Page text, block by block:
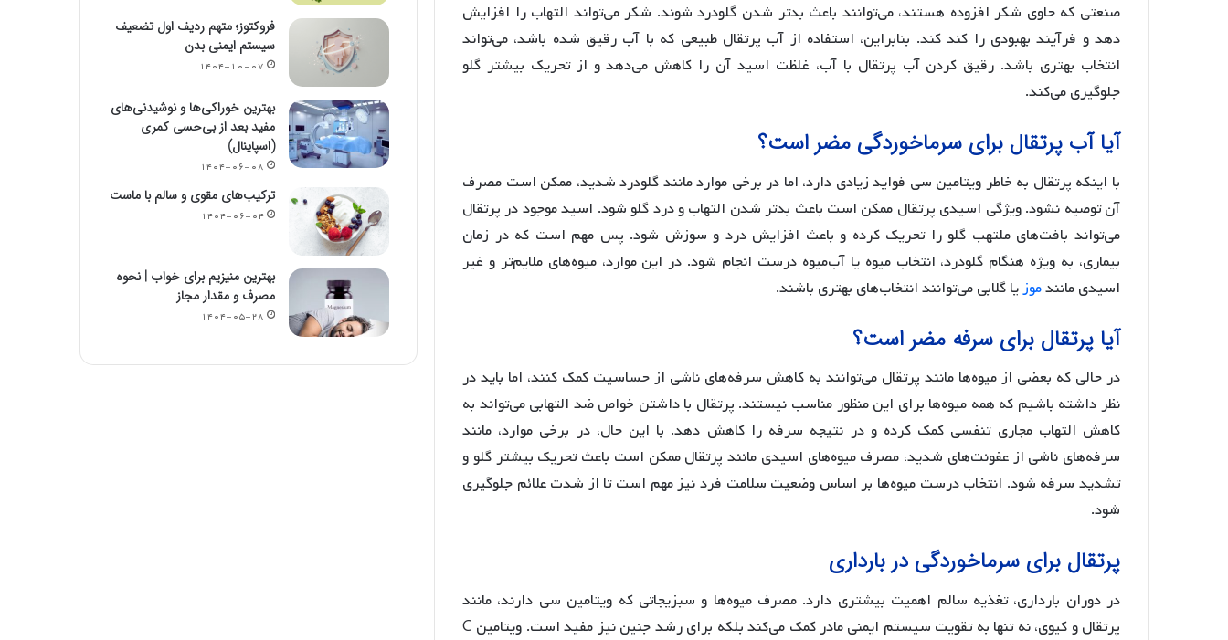
صنعتی که حاوی شکر افزوده هستند، می‌توانند باعث بدتر شدن گلودرد شوند. شکر می‌تواند التهاب را افزایش
دهد و فرآیند بهبودی را کند کند. بنابراین، استفاده از آب پرتقال طبیعی که با آب رقیق شده باشد، می‌تواند
انتخاب بهتری باشد. رقیق کردن آب پرتقال با آب، غلظت اسید آن را کاهش می‌دهد و از تحریک بیشتر گلو
جلوگیری می‌کند.
آیا آب پرتقال برای سرماخوردگی مضر است؟
با اینکه پرتقال به خاطر ویتامین سی فواید زیادی دارد، اما در برخی موارد مانند گلودرد شدید، ممکن است مصرف
آن توصیه نشود. ویژگی اسیدی پرتقال ممکن است باعث بدتر شدن التهاب و درد گلو شود. اسید موجود در پرتقال
می‌تواند بافت‌های ملتهب گلو را تحریک کرده و باعث افزایش درد و سوزش شود. پس مهم است که در زمان
بیماری، به ویژه هنگام گلودرد، انتخاب میوه یا آب‌میوه درست انجام شود. در این موارد، میوه‌های ملایم‌تر و غیر
اسیدی مانندموزیا گلابی می‌توانند انتخاب‌های بهتری باشند.
آیا پرتقال برای سرفه مضر است؟
در حالی که بعضی از میوه‌ها مانند پرتقال می‌توانند به کاهش سرفه‌های ناشی از حساسیت کمک کنند، اما باید در
نظر داشته باشیم که همه میوه‌ها برای این منظور مناسب نیستند. پرتقال با داشتن خواص ضد التهابی می‌تواند به
کاهش التهاب مجاری تنفسی کمک کرده و در نتیجه سرفه را کاهش دهد. با این حال، در برخی موارد، مانند
سرفه‌های ناشی از عفونت‌های شدید، مصرف میوه‌های اسیدی مانند پرتقال ممکن است باعث تحریک بیشتر گلو و
تشدید سرفه شود. انتخاب درست میوه‌ها بر اساس وضعیت سلامت فرد نیز مهم است تا از شدت علائم جلوگیری
شود.
پرتقال برای سرماخوردگی در بارداری
در دوران بارداری، تغذیه سالم اهمیت بیشتری دارد. مصرف میوه‌ها و سبزیجاتی که ویتامین سی دارند، مانند
پرتقال و کیوی، نه تنها به تقویت سیستم ایمنی مادر کمک می‌کند بلکه برای رشد جنین نیز مفید است. ویتامین C
فروکتوز؛ متهم ردیف اول تضعیف
سیستم ایمنی بدن
۱۴۰۴-۱۰-۰۷
بهترین خوراکی‌ها و نوشیدنی‌های
مفید بعد از بی‌حسی کمری
(اسپاینال)
۱۴۰۴-۰۶-۰۸
ترکیب‌های مقوی و سالم با ماست
۱۴۰۴-۰۶-۰۴
بهترین منیزیم برای خواب | نحوه
مصرف و مقدار مجاز
۱۴۰۴-۰۵-۲۸